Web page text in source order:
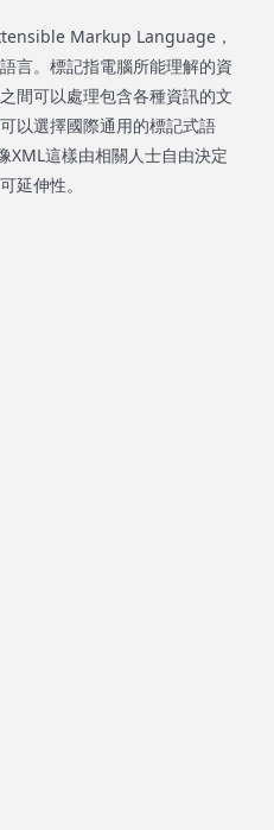
Markup Language，
言。標記指電腦所能理解的資
間可以處理包含各種資訊的文
以選擇國際通用的標記式語
XML這樣由相關人士自由決定
延伸性。